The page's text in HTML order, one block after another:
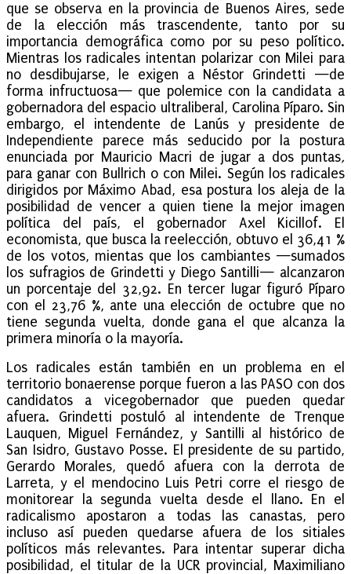
que se observa en la provincia de Buenos Aires, sede
de la elección más trascendente, tanto por su
importancia demográfica como por su peso político.
Mientras los radicales intentan polarizar con Milei para
no desdibujarse, le exigen a Néstor Grindetti —de
forma infructuosa— que polemice con la candidata a
gobernadora del espacio ultraliberal, Carolina Píparo. Sin
embargo, el intendente de Lanús y presidente de
Independiente parece más seducido por la postura
enunciada por Mauricio Macri de jugar a dos puntas,
para ganar con Bullrich o con Milei. Según los radicales
dirigidos por Máximo Abad, esa postura los aleja de la
posibilidad de vencer a quien tiene la mejor imagen
política del país, el gobernador Axel Kicillof. El
economista, que busca la reelección, obtuvo el 36,41 %
de los votos, mientas que los cambiantes —sumados
los sufragios de Grindetti y Diego Santilli— alcanzaron
un porcentaje del 32,92. En tercer lugar figuró Píparo
con el 23,76 %, ante una elección de octubre que no
tiene segunda vuelta, donde gana el que alcanza la
primera minoría o la mayoría.
Los radicales están también en un problema en el
territorio bonaerense porque fueron a las PASO con dos
candidatos a vicegobernador que pueden quedar
afuera. Grindetti postuló al intendente de Trenque
Lauquen, Miguel Fernández, y Santilli al histórico de
San Isidro, Gustavo Posse. El presidente de su partido,
Gerardo Morales, quedó afuera con la derrota de
Larreta, y el mendocino Luis Petri corre el riesgo de
monitorear la segunda vuelta desde el llano. En el
radicalismo apostaron a todas las canastas, pero
incluso así pueden quedarse afuera de los sitiales
políticos más relevantes. Para intentar superar dicha
posibilidad, el titular de la UCR provincial, Maximiliano